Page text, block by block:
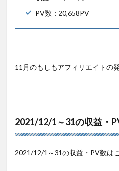
PV数：20,658PV
11月のもしもアフィリエイトの発
2021/12/1～31の収益・
2021/12/1～31の収益・PV数はこ